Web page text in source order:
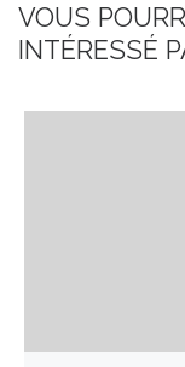
VOUS
INTÉRESSÉ